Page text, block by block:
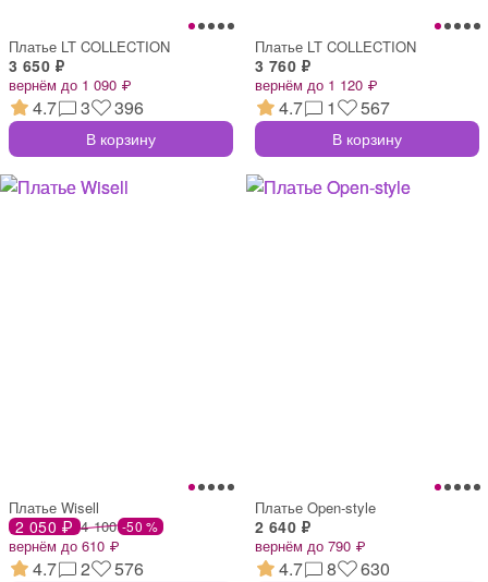
Платье LT COLLECTION
3 650 ₽
вернём до 1 090 ₽
4.7 3 396
В корзину
Платье LT COLLECTION
3 760 ₽
вернём до 1 120 ₽
4.7 1 567
В корзину
Платье Wisell
2 050 ₽ 4 100 -50 %
вернём до 610 ₽
4.7 2 576
Платье Open-style
2 640 ₽
вернём до 790 ₽
4.7 8 630